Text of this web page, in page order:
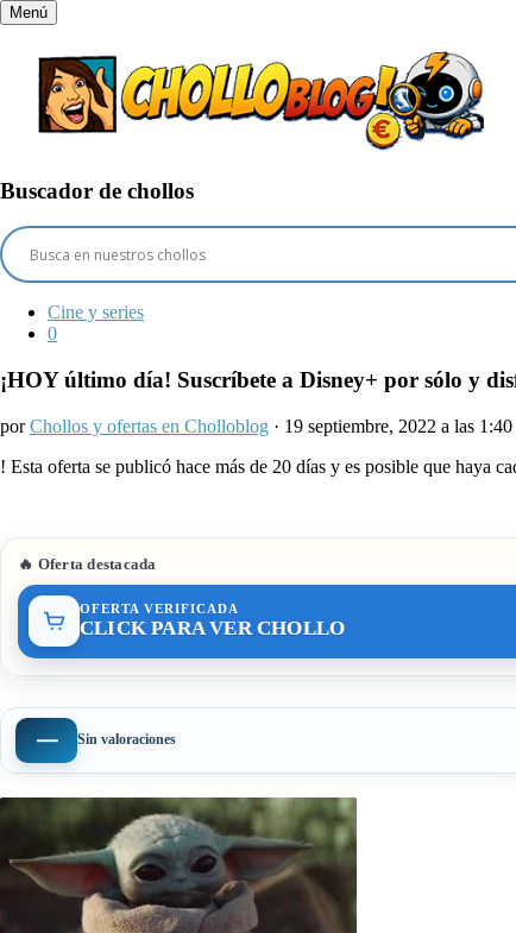
Menú
Buscador de chollos
Cine y series
0
¡HOY último día! Suscríbete a Disney+ por sólo y
porChollos y ofertas en Cholloblog · 19 septiembre, 2022 a las
! Esta oferta se publicó hace más de 20 días y es posible que haya
🔥 Oferta destacada
OFERTA VERIFICADA
CLICK PARA VER CHOLLO
— Sin valoraciones